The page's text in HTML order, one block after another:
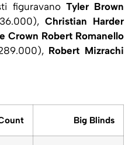
figuravano Tyler Brown
Christian Harder
Crown Robert Romanello
Robert Mizrachi
Big Blinds